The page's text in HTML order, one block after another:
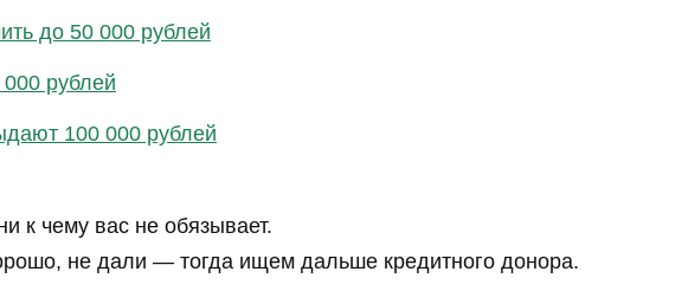
до 50 000 рублей
рублей
100 000 рублей
к чему вас не обязывает.
не дали — тогда ищем дальше кредитного донора.